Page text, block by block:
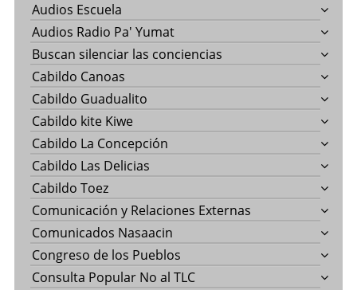
Audios Escuela
Audios Radio Pa' Yumat
Buscan silenciar las conciencias
Cabildo Canoas
Cabildo Guadualito
Cabildo kite Kiwe
Cabildo La Concepción
Cabildo Las Delicias
Cabildo Toez
Comunicación y Relaciones Externas
Comunicados Nasaacin
Congreso de los Pueblos
Consulta Popular No al TLC